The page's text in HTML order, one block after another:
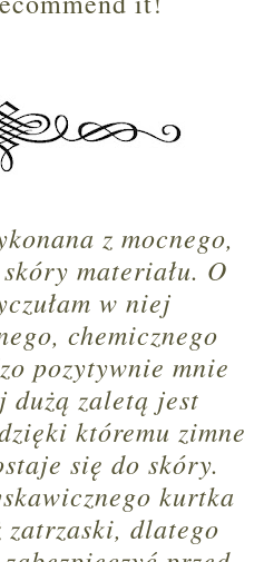
z mocnego,
materiału. O
w niej
chemicznego
pozytywnie mnie
dużą zaletą jest
któremu zimne
się do skóry.
kurtka
zatrzaski, dlatego